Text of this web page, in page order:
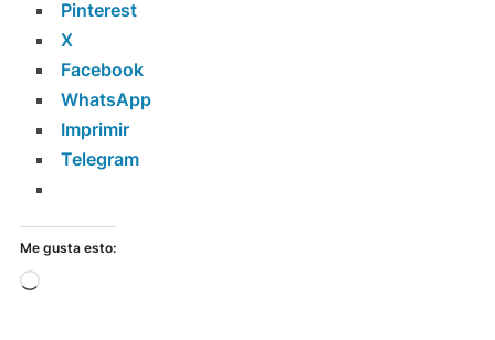
Pinterest
X
Facebook
WhatsApp
Imprimir
Telegram
Me gusta esto:
Cargando...